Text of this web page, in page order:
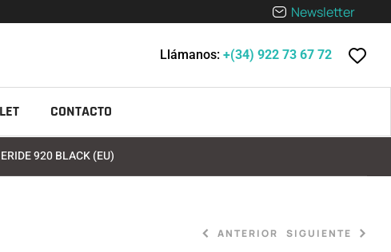
Newsletter
Llámanos: +(34) 922 73 67 72
CONTACTO
920 BLACK (EU)
ANTERIOR SIGUIENTE